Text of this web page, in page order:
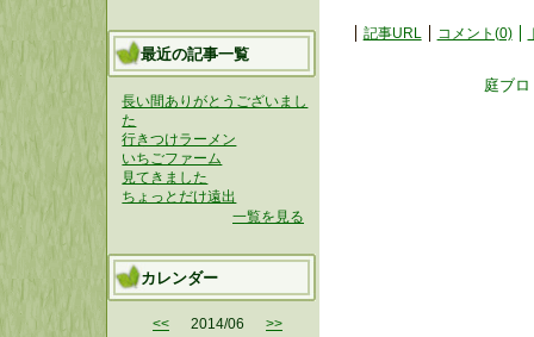
記事URL コメント(0)
庭ブ
最近の記事一覧
長い間ありがとうございまし
た
行きつけラーメン
いちごファーム
見てきました
ちょっとだけ遠出
一覧を見る
カレンダー
<< 2014/06 >>